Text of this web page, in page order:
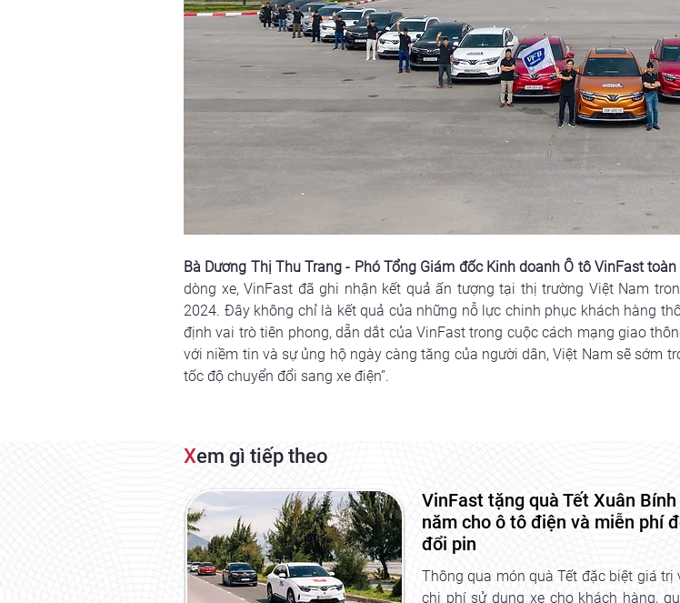
Bà Dương Thị Thu Trang - Phó Tổng Giám đốc Kinh doanh Ô tô VinFast
dòng xe, VinFast đã ghi nhận kết quả ấn tượng tại thị trường Việt Nam
2024. Đây không chỉ là kết quả của những nỗ lực chinh phục khách hàng
định vai trò tiên phong, dẵn dắt của VinFast trong cuộc cách mạng giao
với niềm tin và sự ủng hộ ngày càng tăng của người dân, Việt Nam sẽ sớm
tốc độ chuyển đổi sang xe điện”.
Xem gì tiếp theo
VinFast tặng quà Tết Xuân
năm cho ô tô điện và miễn phí
đổi pin
Thông qua món quà Tết đặc biệt giá
chi phí sử dụng xe cho khách hàng,